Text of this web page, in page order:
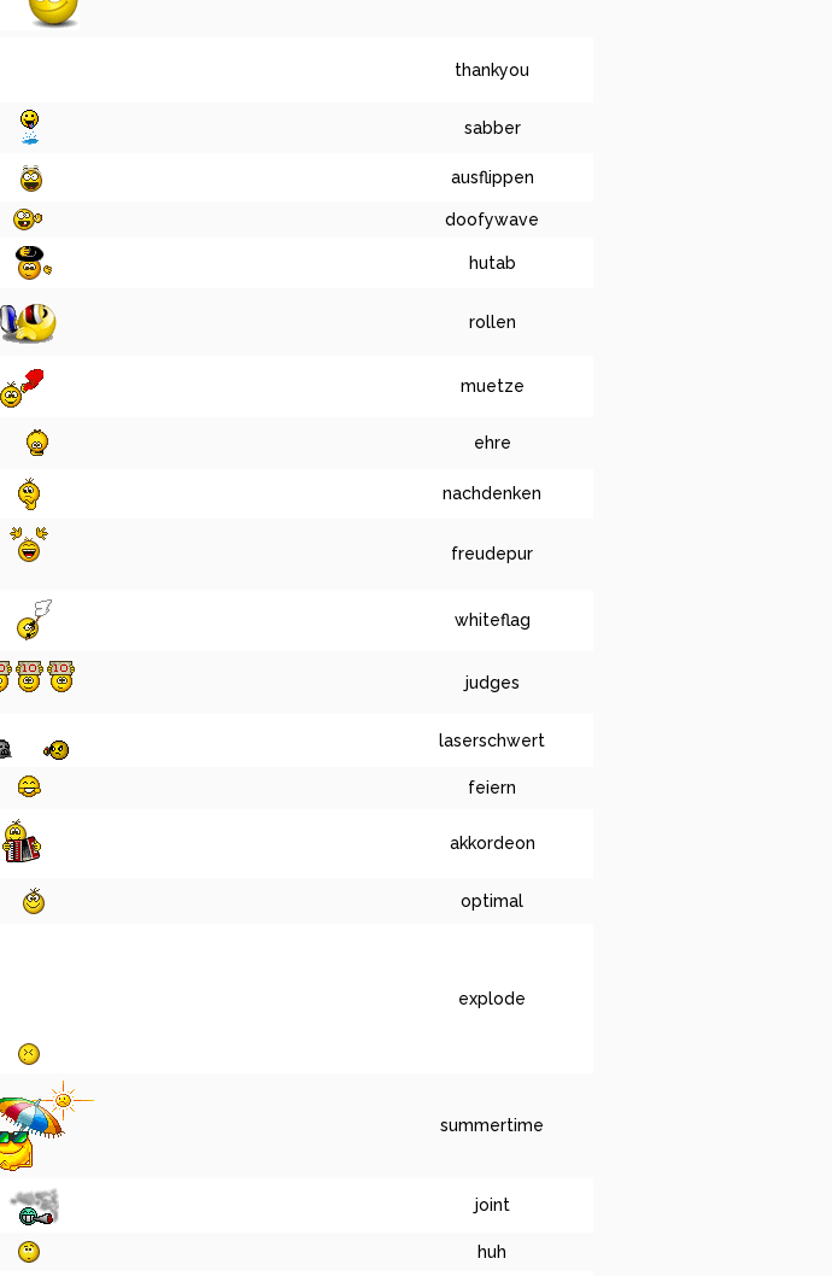
thankyou
sabber
ausflippen
doofywave
hutab
rollen
muetze
ehre
nachdenken
freudepur
whiteflag
judges
laserschwert
feiern
akkordeon
optimal
explode
summertime
joint
huh